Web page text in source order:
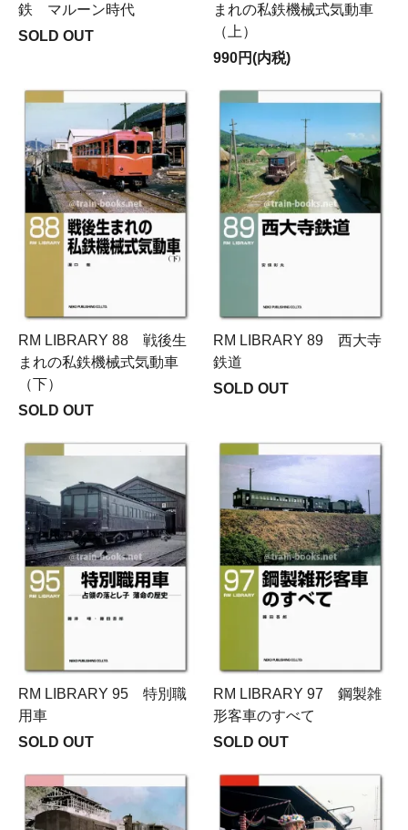
鉄 マルーン時代
SOLD OUT
まれの私鉄機械式気動車
（上）
990円(内税)
RM LIBRARY 88 戦後生
まれの私鉄機械式気動車
（下）
SOLD OUT
RM LIBRARY 89 西大寺
鉄道
SOLD OUT
RM LIBRARY 95 特別職
用車
SOLD OUT
RM LIBRARY 97 鋼製雑
形客車のすべて
SOLD OUT